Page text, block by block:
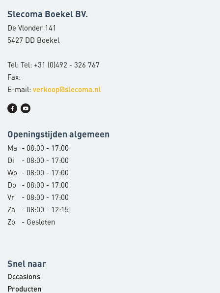
Slecoma Boekel BV.
De Vlonder 141
5427 DD Boekel
Tel: Tel: +31 (0)492 - 326 767
Fax:
E-mail: verkoop@slecoma.nl
Openingstijden algemeen
Ma
- 08:00 - 17:00
Di
- 08:00 - 17:00
Wo
- 08:00 - 17:00
Do
- 08:00 - 17:00
Vr
- 08:00 - 17:00
Za
- 08:00 - 12:15
Zo
- Gesloten
Snel naar
Occasions
Producten